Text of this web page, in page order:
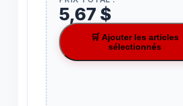
5,67 $
🛒 Ajouter les articles
sélectionnés